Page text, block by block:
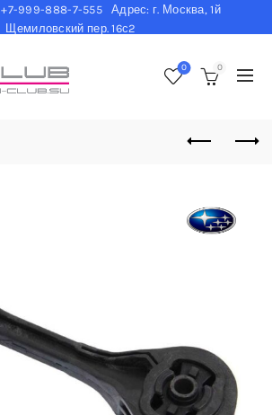
+7-999-888-7-555 Адрес: г. Москва, 1й
Щемиловский пер. 16с2
0 0